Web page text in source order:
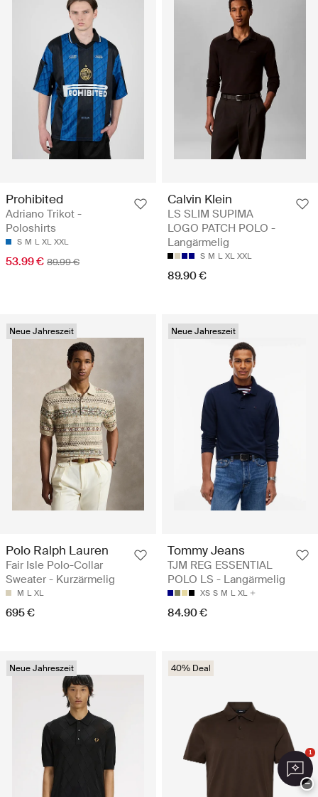
Prohibited
Adriano Trikot -
Poloshirts
S M L XL XXL
53.99 € 89.99 €
Calvin Klein
LS SLIM SUPIMA
LOGO PATCH POLO -
Langärmelig
S M L XL XXL
89.90 €
Neue Jahreszeit
Polo Ralph Lauren
Fair Isle Polo-Collar
Sweater - Kurzärmelig
M L XL
695 €
Neue Jahreszeit
Tommy Jeans
TJM REG ESSENTIAL
POLO LS - Langärmelig
XS S M L XL
84.90 €
Neue Jahreszeit 40% Deal
1
−